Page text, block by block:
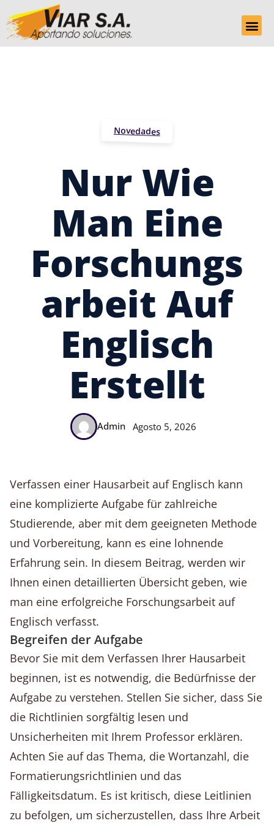
Novedades
Nur Wie
Man Eine
Forschungs
Arbeit Auf
Englisch
Erstellt
Admin Agosto 5, 2026
Verfassen einer Hausarbeit auf Englisch kann
eine komplizierte Aufgabe für zahlreiche
Studierende, aber mit dem geeigneten Methode
und Vorbereitung, kann es eine lohnende
Erfahrung sein. In diesem Beitrag, werden wir
Ihnen einen detaillierten Übersicht geben, wie
man eine erfolgreiche Forschungsarbeit auf
Englisch verfasst.
Begreifen der Aufgabe
Bevor Sie mit dem Verfassen Ihrer Hausarbeit
beginnen, ist es notwendig, die Bedürfnisse der
Aufgabe zu verstehen. Stellen Sie sicher, dass Sie
die Richtlinien sorgfältig lesen und
Unsicherheiten mit Ihrem Professor erklären.
Achten Sie auf das Thema, die Wortanzahl, die
Formatierungsrichtlinien und das
Fälligkeitsdatum. Es ist kritisch, diese Leitlinien
zu befolgen, um sicherzustellen, dass Ihre Arbeit